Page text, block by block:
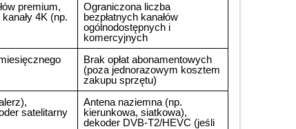
premium,
4K (np.
Ograniczona liczba
bezpłatnych kanałów
ogólnodostępnych i
komercyjnych
Brak opłat abonamentowych
(poza jednorazowym kosztem
zakupu sprzętu)
satelitarny
Antena naziemna (np.
kierunkowa, siatkowa),
dekoder DVB-T2/HEVC (jeśli